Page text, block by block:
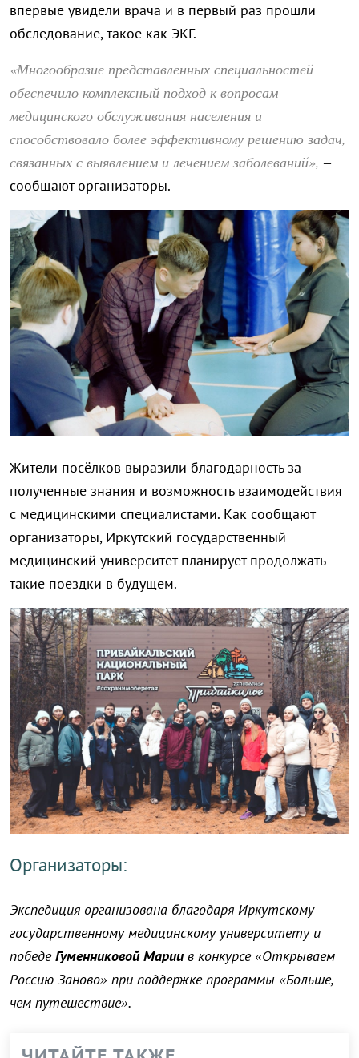
впервые увидели врача и в первый раз прошли
обследование, такое как ЭКГ.
«Многообразие представленных специальностей
обеспечило комплексный подход к вопросам
медицинского обслуживания населения и
способствовало более эффективному решению задач,
связанных с выявлением и лечением заболеваний», –
сообщают организаторы.
Жители посёлков выразили благодарность за
полученные знания и возможность взаимодействия
с медицинскими специалистами. Как сообщают
организаторы, Иркутский государственный
медицинский университет планирует продолжать
такие поездки в будущем.
Организаторы:
Экспедиция организована благодаря Иркутскому
государственному медицинскому университету и
победеГуменниковой Мариив конкурсе «Открываем
Россию Заново» при поддержке программы «Больше,
чем путешествие».